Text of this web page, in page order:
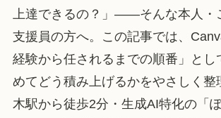
上達できるの？」——そんな本人・
支援員の方へ。この記事では、
経験から任されるまでの順番」とし
めてどう積み上げるかをやさしく整
木駅から徒歩2分・生成AI特化の「